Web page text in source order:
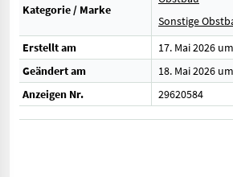
Kategorie / Marke
Sonstige
Erstellt am
17. Mai 2026
Geändert am
18. Mai 2026
Anzeigen Nr.
29620584